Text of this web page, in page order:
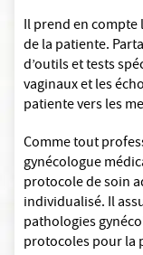
Il prend en
de la patiente.
d’outils et tests
vaginaux et les
patiente vers les
Comme tout
gynécologue
protocole de soin
individualisé. Il
pathologies
protocoles pour la